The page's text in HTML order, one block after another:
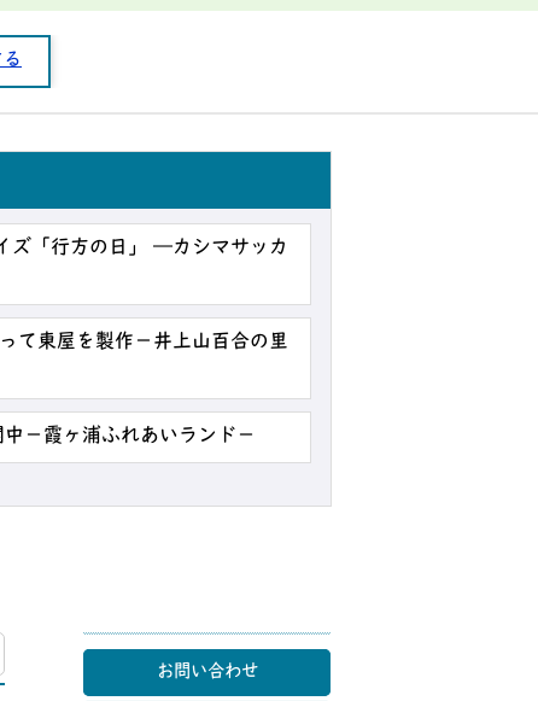
ズ「行方の日」 ―カシマサッカ
て東屋を製作－井上山百合の里
－霞ヶ浦ふれあいランド－
マップ
お問い合わせ